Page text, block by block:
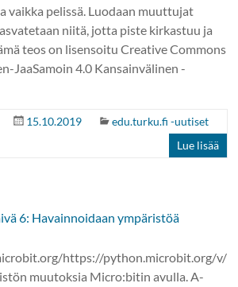
vaikka pelissä. Luodaan muuttujat
niitä, jotta piste kirkastuu ja
teos on lisensoitu Creative Commons
JaaSamoin 4.0 Kansainvälinen -
15.10.2019
edu.turku.fi -uutiset
Lue lisää
6: Havainnoidaan ympäristöä
https://python.microbit.org/v/
muutoksia Micro:bitin avulla. A-